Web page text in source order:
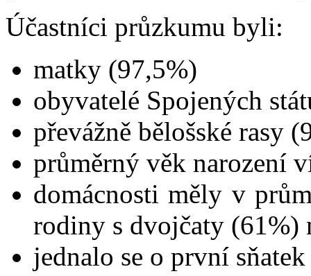
Účastníci průzkumu byli:
matky (97,5%)
obyvatelé Spojených
převážně bělošské rasy
průměrný věk narození
domácnosti měly v
rodiny s dvojčaty (61%)
jednalo se o první